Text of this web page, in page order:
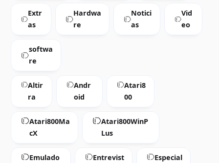
Extr
as
Hardwa
re
Notici
as
Vid
eo
softwa
re
Altir
ra
Andr
oid
Atari8
00
Atari800Ma
cX
Atari800WinP
Lus
Emulado
Entrevist
Especial